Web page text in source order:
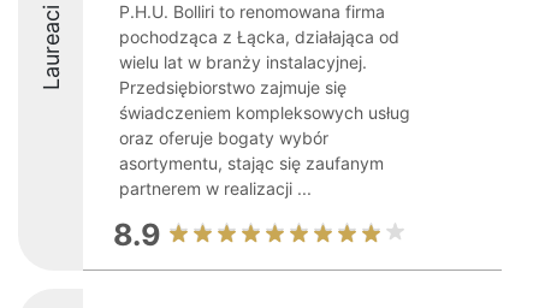
Laureaci
P.H.U. Bolliri to renomowana firma
pochodząca z Łącka, działająca od
wielu lat w branży instalacyjnej.
Przedsiębiorstwo zajmuje się
świadczeniem kompleksowych usług
oraz oferuje bogaty wybór
asortymentu, stając się zaufanym
partnerem w realizacji ...
8.9